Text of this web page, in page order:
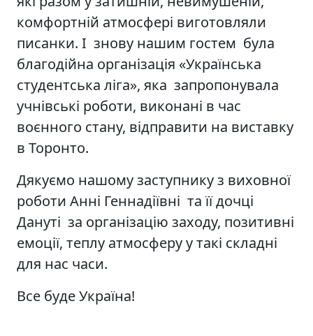
комфортній атмосфері виготовляли
писанки. І знову нашим гостем була
благодійна організація «Українська
студентська ліга», яка запропонувала
учнівські роботи, виконані в час
воєнного стану, відправити на виставку
в Торонто.
Дякуємо нашому заступнику з виховної
роботи Анні Геннадіївні та її дочці
Дануті за організацію заходу, позитивні
емоції, теплу атмосферу у такі складні
для нас часи.
Все буде Україна!